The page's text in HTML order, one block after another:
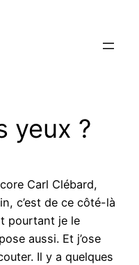
yeux ?
Carl Clébard,
c’est de ce côté-là
pourtant je le
aussi. Et j’ose
Il y a quelques